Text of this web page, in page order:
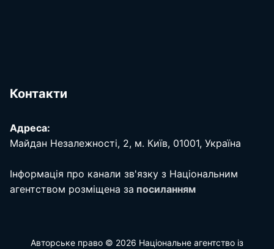
Контакти
Адреса:
Майдан Незалежності, 2, м. Київ, 01001, Україна
Інформація про канали зв'язку з Національним
агентством розміщена за посиланням
Авторське право © 2026 Національне агентство із